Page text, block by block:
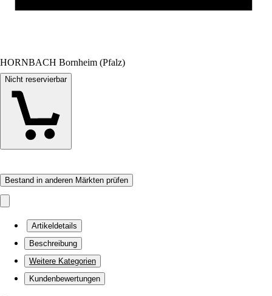
HORNBACH Bornheim (Pfalz)
Nicht reservierbar
Bestand in anderen Märkten prüfen
Artikeldetails
Beschreibung
Weitere Kategorien
Kundenbewertungen